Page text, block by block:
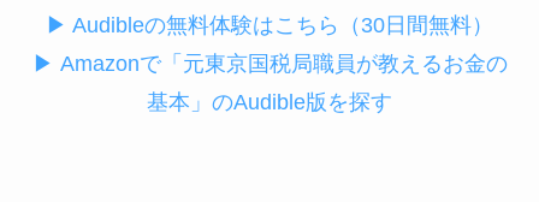
▶ Audibleの無料体験はこちら（30日間無料）
▶ Amazonで「元東京国税局職員が教えるお金の
基本」のAudible版を探す